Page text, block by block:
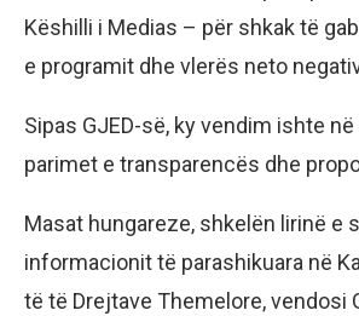
Këshilli i Medias – për shkak të
e programit dhe vlerës neto
Sipas GJED-së, ky vendim ishte
parimet e transparencës dhe
Masat hungareze, shkelën lirinë e
informacionit të parashikuara në
të të Drejtave Themelore, vendosi